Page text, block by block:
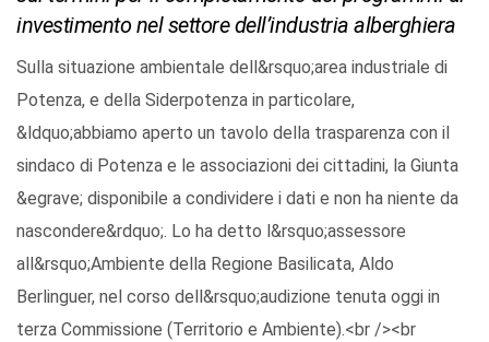
investimento nel settore dell’industria alberghiera
Sulla situazione ambientale dell&rsquo;area industriale di
Potenza, e della Siderpotenza in particolare,
&ldquo;abbiamo aperto un tavolo della trasparenza con il
sindaco di Potenza e le associazioni dei cittadini, la Giunta
&egrave; disponibile a condividere i dati e non ha niente da
nascondere&rdquo;. Lo ha detto l&rsquo;assessore
all&rsquo;Ambiente della Regione Basilicata, Aldo
Berlinguer, nel corso dell&rsquo;audizione tenuta oggi in
terza Commissione (Territorio e Ambiente).<br /><br